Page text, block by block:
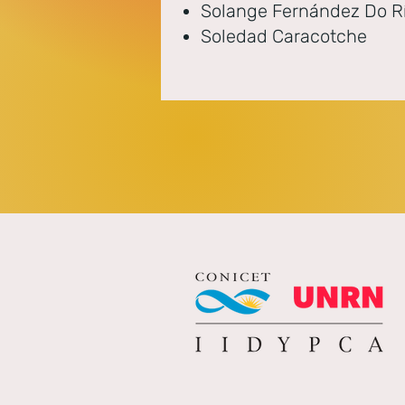
Solange Fernández Do
Soledad Caracotche